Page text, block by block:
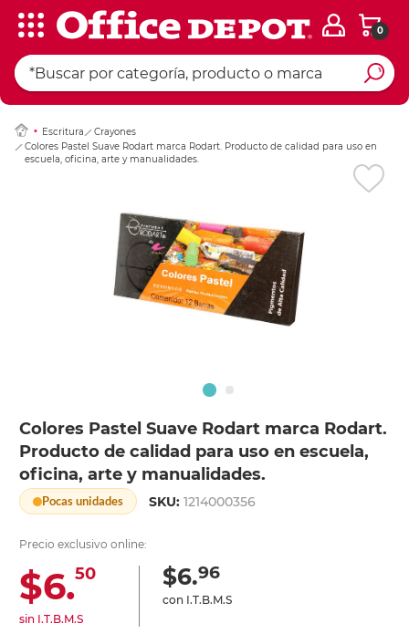
0
Escritura
Crayones
Colores Pastel Suave Rodart marca Rodart. Producto de calidad para uso en
escuela, oficina, arte y manualidades.
Colores Pastel Suave Rodart marca Rodart.
Producto de calidad para uso en escuela,
oficina, arte y manualidades.
Pocas unidades SKU:1214000356
Precio exclusivo online:
$6.50
sin I.T.B.M.S
$6.96
con I.T.B.M.S
Ingresar Codigo